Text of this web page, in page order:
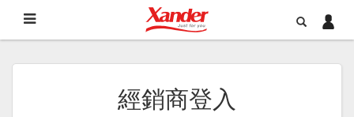
經銷商登入